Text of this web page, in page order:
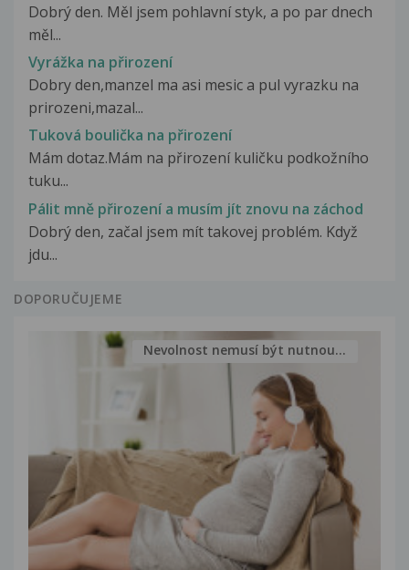
Dobrý den. Měl jsem pohlavní styk, a po par dnech
měl...
Vyrážka na přirození
Dobry den,manzel ma asi mesic a pul vyrazku na
prirozeni,mazal...
Tuková boulička na přirození
Mám dotaz.Mám na přirození kuličku podkožního
tuku...
Pálit mně přirození a musím jít znovu na záchod
Dobrý den, začal jsem mít takovej problém. Když
jdu...
DOPORUČUJEME
Nevolnost nemusí být nutnou...